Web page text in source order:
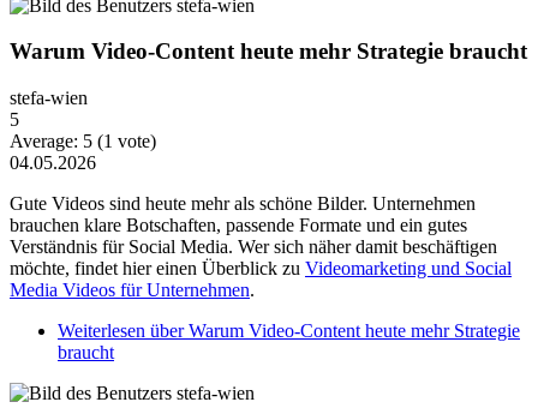
Warum Video-Content heute mehr Strategie braucht
stefa-wien
5
Average: 5 (1 vote)
04.05.2026
Gute Videos sind heute mehr als schöne Bilder. Unternehmen
brauchen klare Botschaften, passende Formate und ein gutes
Verständnis für Social Media. Wer sich näher damit beschäftigen
möchte, findet hier einen Überblick zu Videomarketing und Social
Media Videos für Unternehmen.
Weiterlesen über Warum Video-Content heute mehr Strategie
braucht